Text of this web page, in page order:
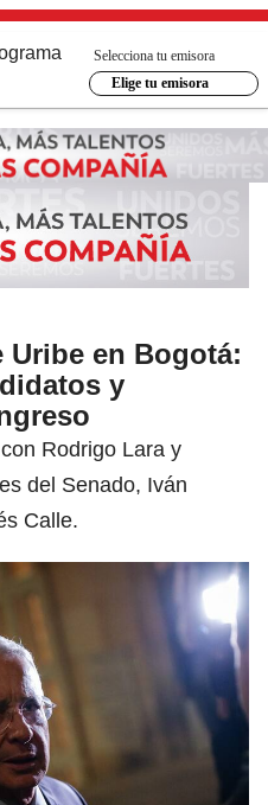
Selecciona tu emisora
Elige tu emisora
Uribe en Bogotá:
y
Rodrigo Lara y
del Senado, Iván
Calle.